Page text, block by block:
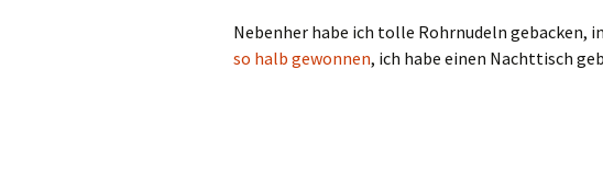
Nebenher habe ich tolle Rohrnudeln gebacken,
so halb gewonnen, ich habe einen Nachttisch